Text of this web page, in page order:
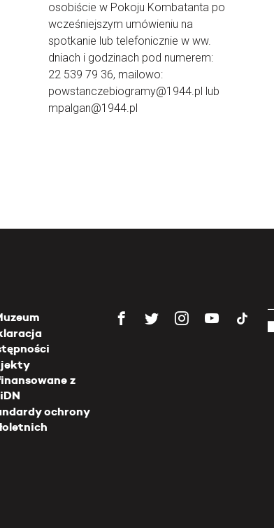
osobiście w Pokoju Kombatanta po
wcześniejszym umówieniu na
spotkanie lub telefonicznie w ww.
dniach i godzinach pod numerem:
22 539 79 36, mailowo:
powstanczebiogramy@1944.pl lub
mpalgan@1944.pl
z
ochrony